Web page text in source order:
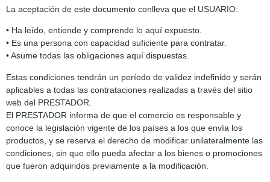
La aceptación de este documento conlleva que el USUARIO:
• Ha leído, entiende y comprende lo aquí expuesto.
• Es una persona con capacidad suficiente para contratar.
• Asume todas las obligaciones aquí dispuestas.
Estas condiciones tendrán un período de validez indefinido y serán
aplicables a todas las contrataciones realizadas a través del sitio
web del PRESTADOR.
El PRESTADOR informa de que el comercio es responsable y
conoce la legislación vigente de los países a los que envía los
productos, y se reserva el derecho de modificar unilateralmente las
condiciones, sin que ello pueda afectar a los bienes o promociones
que fueron adquiridos previamente a la modificación.